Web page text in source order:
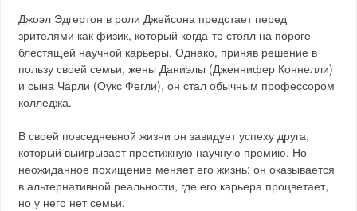
Джоэл Эдгертон в роли Джейсона предстает перед
зрителями как физик, который когда-то стоял на пороге
блестящей научной карьеры. Однако, приняв решение в
пользу своей семьи, жены Даниэлы (Дженнифер Коннелли)
и сына Чарли (Оукс Фегли), он стал обычным профессором
колледжа.
В своей повседневной жизни он завидует успеху друга,
который выигрывает престижную научную премию. Но
неожиданное похищение меняет его жизнь: он оказывается
в альтернативной реальности, где его карьера процветает,
но у него нет семьи.